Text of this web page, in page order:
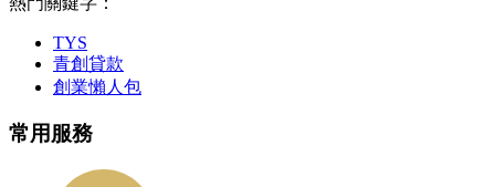
TYS
青創貸款
創業懶人包
常用服務